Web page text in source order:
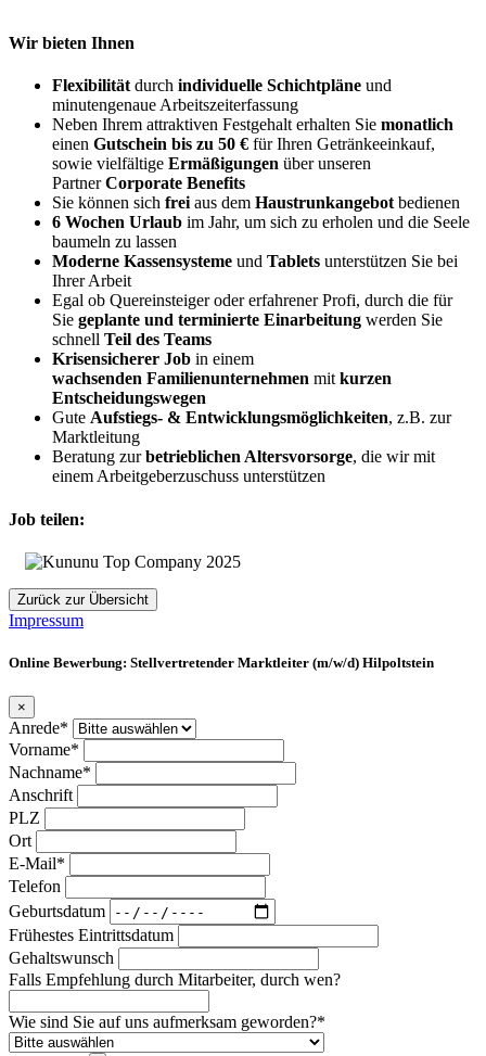
Wir bieten Ihnen
Flexibilitätdurch individuelle Schichtpläne und
minutengenaue Arbeitszeiterfassung
Neben Ihrem attraktiven Festgehalt erhalten Sie monatlich
einen Gutschein bis zu 50 € für Ihren Getränkeeinkauf,
sowie vielfältige Ermäßigungen über unseren
PartnerCorporate Benefits
Sie können sich freiaus dem Haustrunkangebotbedienen
6 Wochen Urlaub im Jahr, um sich zu erholen und die Seele
baumeln zu lassen
Moderne Kassensysteme und Tablets unterstützen Sie bei
Ihrer Arbeit
Egal ob Quereinsteiger oder erfahrener Profi, durch die für
Sie geplante und terminierte Einarbeitung werden Sie
schnell Teil des Teams
Krisensicherer Job in einem
wachsenden Familienunternehmen mitkurzen
Entscheidungswegen
Gute Aufstiegs- & Entwicklungsmöglichkeiten, z.B. zur
Marktleitung
Beratung zurbetrieblichen Altersvorsorge, die wir mit
einem Arbeitgeberzuschuss unterstützen
Job teilen:
Zurück zur Übersicht
Impressum
Online Bewerbung: Stellvertretender Marktleiter (m/w/d) Hilpoltstein
×
Anrede*
Vorname*
Nachname*
Anschrift
PLZ
Ort
E-Mail*
Telefon
Geburtsdatum
Frühestes Eintrittsdatum
Gehaltswunsch
Falls Empfehlung durch Mitarbeiter, durch wen?
Wie sind Sie auf uns aufmerksam geworden?*